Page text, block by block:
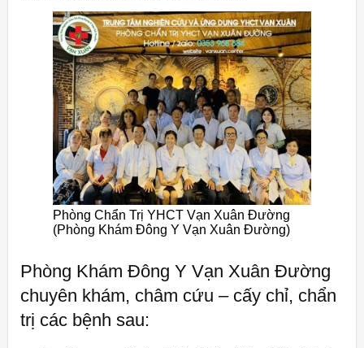
Phòng Chẩn Trị YHCT Vạn Xuân Đường
(Phòng Khám Đông Y Vạn Xuân Đường)
Phòng Khám Đông Y Vạn Xuân Đường
chuyên khám, châm cứu – cấy chỉ, chẩn
trị các bệnh sau: